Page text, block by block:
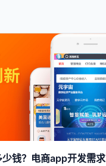
钱？电商app开发需求